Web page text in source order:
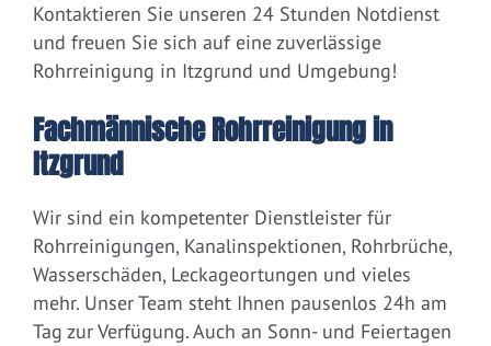
Kontaktieren Sie unseren 24 Stunden Notdienst
und freuen Sie sich auf eine zuverlässige
Rohrreinigung in Itzgrund und Umgebung!
Fachmännische Rohrreinigung in
Itzgrund
Wir sind ein kompetenter Dienstleister für
Rohrreinigungen, Kanalinspektionen, Rohrbrüche,
Wasserschäden, Leckageortungen und vieles
mehr. Unser Team steht Ihnen pausenlos 24h am
Tag zur Verfügung. Auch an Sonn- und Feiertagen